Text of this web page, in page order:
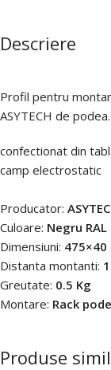
Descriere
Profil pentru
ASYTECH de podea.
confectionat din
camp electrostatic
Producator:
Culoare: Negru
Dimensiuni: 475×40
Distanta montanti:
Greutate: 0.5 Kg
Montare: Rack
Produse